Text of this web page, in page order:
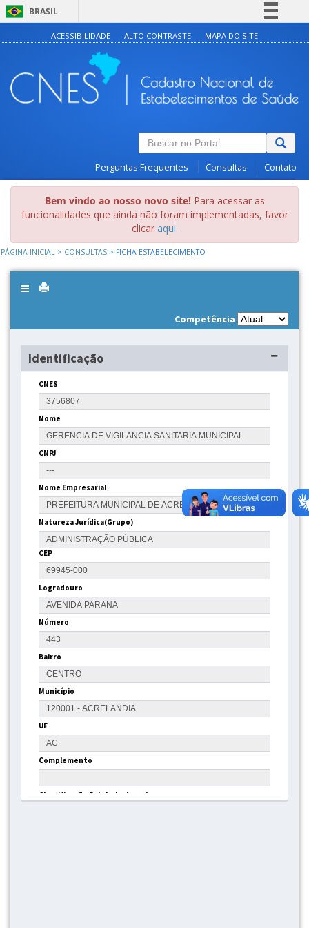
BRASIL
Simplifique!
Participe
Acesso à informação
Canais
ACESSIBILIDADE ALTO CONTRASTE MAPA DO SITE
Perguntas Frequentes Consultas Contato
Bem vindo ao nosso novo site!Para acessar as
funcionalidades que ainda não foram implementadas, favor
clicar aqui.
PÁGINA INICIAL > CONSULTAS > FICHA ESTABELECIMENTO
Toggle
Competência
Identificação
CNES
Nome
CNPJ
Nome Empresarial
Natureza Jurídica(Grupo)
CEP
Logradouro
Número
Bairro
Município
UF
Complemento
Classificação Estabelecimento